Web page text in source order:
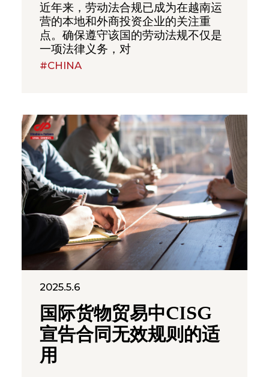
近年来，劳动法合规已成为在越南运
营的本地和外商投资企业的关注重
点。确保遵守该国的劳动法规不仅是
一项法律义务，对
#CHINA
2025.5.6
国际货物贸易中CISG
宣告合同无效规则的适
用